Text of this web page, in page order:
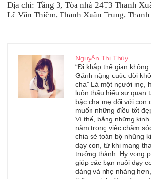
Địa chỉ: Tầng 3, Tòa nhà 24T3 Thanh
Lê Văn Thiêm, Thanh Xuân Trung,
Nguyễn Thị Thùy
“Đi khắp thế gian
Gánh nặng cuộc đời
cha” Là một người mẹ,
luôn thấu hiểu sự quan
bậc cha mẹ đối với con
muốn những điều tốt
Vì thế, bằng những kinh
năm trong việc chăm
chia sẻ toàn bộ những
dạy con, từ khi mang
trưởng thành. Hy vọng
giúp các bạn nuôi dạy
dàng và nhẹ nhàng